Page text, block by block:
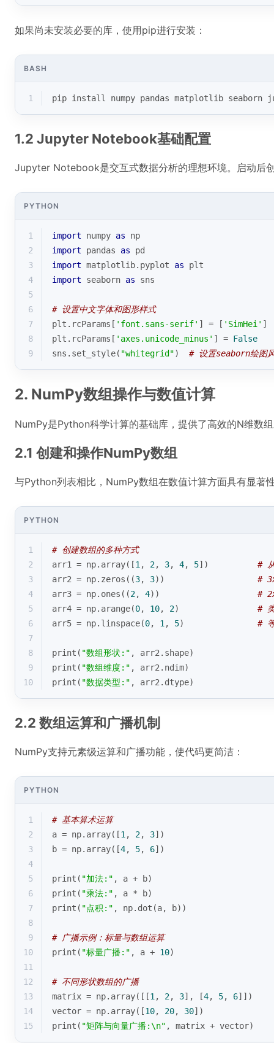
如果尚未安装必要的库，使用pip进行安装：
BASH
1 pip install numpy pandas matplotlib seaborn
1.2 Jupyter Notebook基础配置
Jupyter Notebook是交互式数据分析的理想环境。启动后
PYTHON
1 import numpy as np
2
import pandas as pd
3
import matplotlib.pyplot as plt
4
import seaborn as sns
5
6
# 设置中文字体和图形样式
7
plt.rcParams[ 'font.sans-serif' ] = [ 'SimHei'
8
plt.rcParams[ 'axes.unicode_minus' ] = False
9
sns.set_style( "whitegrid") # 设置seaborn绘图
2. NumPy数组操作与数值计算
NumPy是Python科学计算的基础库，提供了高效的N维数
2.1 创建和操作NumPy数组
与Python列表相比，NumPy数组在数值计算方面具有显著
PYTHON
1
# 创建数组的多种方式
2
arr1 = np.array([1 , 2, 3, 4, 5]) #
3
arr2 = np.zeros((3, 3)) #
4
arr3 = np.ones((2, 4)) #
5
arr4 = np.arange(0, 10, 2) #
6
arr5 = np.linspace(0, 1 , 5) #
7
8
print ( "数组形状:" , arr2.shape)
9
print ( "数组维度:" , arr2.ndim)
10
print ( "数据类型:" , arr2.dtype)
2.2 数组运算和广播机制
NumPy支持元素级运算和广播功能，使代码更简洁：
PYTHON
1
# 基本算术运算
2
a = np.array([1 , 2, 3])
3
b = np.array([4, 5, 6])
4
5
print ( "加法:" , a + b)
6
print ( "乘法:" , a * b)
7
print ( "点积:" , np.dot(a, b))
8
9
# 广播示例：标量与数组运算
10
print ( "标量广播:" , a + 10)
11
12
# 不同形状数组的广播
13
matrix = np.array([[1 , 2, 3], [4, 5, 6]])
14
vector = np.array([10, 20, 30])
15
print ( "矩阵与向量广播:\n" , matrix + vector)